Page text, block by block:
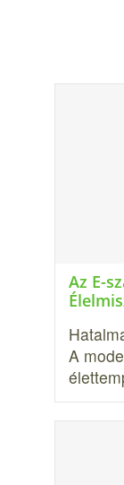
Az E-
A